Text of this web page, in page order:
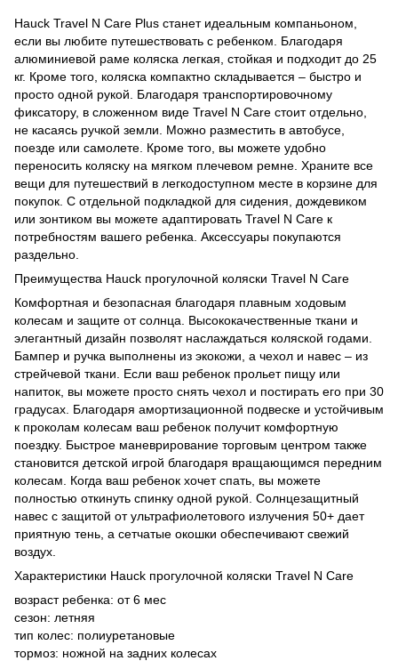
Hauck Travel N Care Plus станет идеальным компаньоном,
если вы любите путешествовать с ребенком. Благодаря
алюминиевой раме коляска легкая, стойкая и подходит до 25
кг. Кроме того, коляска компактно складывается – быстро и
просто одной рукой. Благодаря транспортировочному
фиксатору, в сложенном виде Travel N Care стоит отдельно,
не касаясь ручкой земли. Можно разместить в автобусе,
поезде или самолете. Кроме того, вы можете удобно
переносить коляску на мягком плечевом ремне. Храните все
вещи для путешествий в легкодоступном месте в корзине для
покупок. С отдельной подкладкой для сидения, дождевиком
или зонтиком вы можете адаптировать Travel N Care к
потребностям вашего ребенка. Аксессуары покупаются
раздельно.
Преимущества Hauck прогулочной коляски Travel N Care
Комфортная и безопасная благодаря плавным ходовым
колесам и защите от солнца. Высококачественные ткани и
элегантный дизайн позволят наслаждаться коляской годами.
Бампер и ручка выполнены из экокожи, а чехол и навес – из
стрейчевой ткани. Если ваш ребенок прольет пищу или
напиток, вы можете просто снять чехол и постирать его при 30
градусах. Благодаря амортизационной подвеске и устойчивым
к проколам колесам ваш ребенок получит комфортную
поездку. Быстрое маневрирование торговым центром также
становится детской игрой благодаря вращающимся передним
колесам. Когда ваш ребенок хочет спать, вы можете
полностью откинуть спинку одной рукой. Солнцезащитный
навес с защитой от ультрафиолетового излучения 50+ дает
приятную тень, а сетчатые окошки обеспечивают свежий
воздух.
Характеристики Hauck прогулочной коляски Travel N Care
возраст ребенка: от 6 мес
сезон: летняя
тип колес: полиуретановые
тормоз: ножной на задних колесах